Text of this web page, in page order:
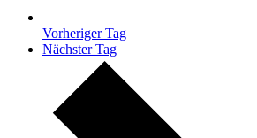
Vorheriger Tag
Nächster Tag